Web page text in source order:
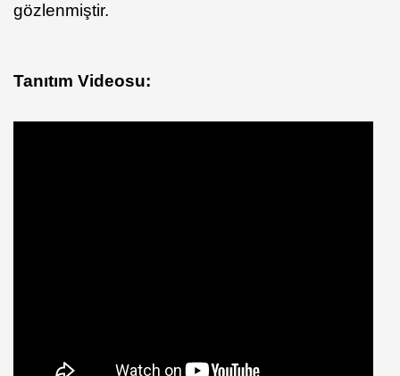
gözlenmiştir.
Tanıtım Videosu: